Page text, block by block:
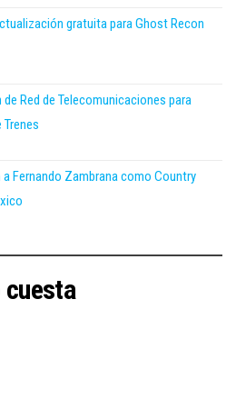
gratuita para Ghost Recon
Red de Telecomunicaciones para
a Fernando Zambrana como Country